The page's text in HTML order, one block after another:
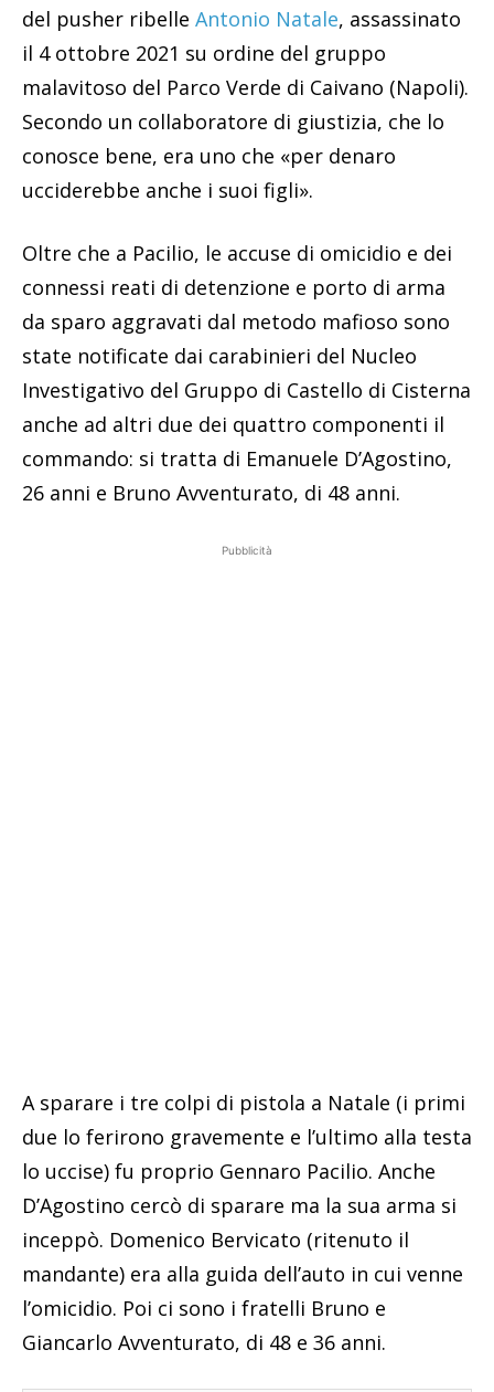
del pusher ribelle Antonio Natale, assassinato
il 4 ottobre 2021 su ordine del gruppo
malavitoso del Parco Verde di Caivano (Napoli).
Secondo un collaboratore di giustizia, che lo
conosce bene, era uno che «per denaro
ucciderebbe anche i suoi figli».
Oltre che a Pacilio, le accuse di omicidio e dei
connessi reati di detenzione e porto di arma
da sparo aggravati dal metodo mafioso sono
state notificate dai carabinieri del Nucleo
Investigativo del Gruppo di Castello di Cisterna
anche ad altri due dei quattro componenti il
commando: si tratta di Emanuele D’Agostino,
26 anni e Bruno Avventurato, di 48 anni.
Pubblicità
A sparare i tre colpi di pistola a Natale (i primi
due lo ferirono gravemente e l’ultimo alla testa
lo uccise) fu proprio Gennaro Pacilio. Anche
D’Agostino cercò di sparare ma la sua arma si
inceppò. Domenico Bervicato (ritenuto il
mandante) era alla guida dell’auto in cui venne
l’omicidio. Poi ci sono i fratelli Bruno e
Giancarlo Avventurato, di 48 e 36 anni.